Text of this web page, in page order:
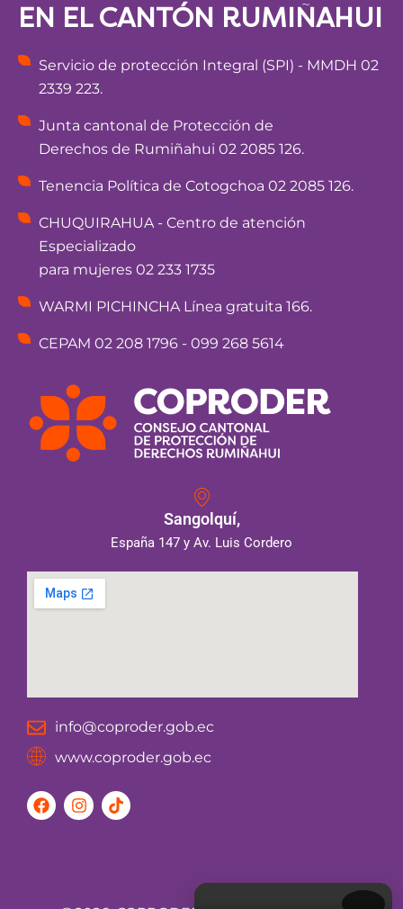
EN EL CANTÓN RUMIÑAHUI
Servicio de protección Integral (SPI) - MMDH 02
2339 223.
Junta cantonal de Protección de
Derechos de Rumiñahui 02 2085 126.
Tenencia Política de Cotogchoa 02 2085 126.
CHUQUIRAHUA - Centro de atención
Especializado
para mujeres 02 233 1735
WARMI PICHINCHA Línea gratuita 166.
CEPAM 02 208 1796 - 099 268 5614
Sangolquí,
España 147 y Av. Luis Cordero
info@coproder.gob.ec
www.coproder.gob.ec
F
a
I
n
T
i